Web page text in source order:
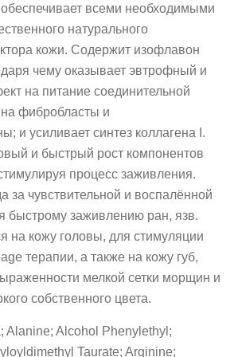
всеми необходимыми
натурального
кожи. Содержит изофлавон
чему оказывает эвтрофный и
на питание соединительной
на фибробласты и
и усиливает синтез коллагена I.
и быстрый рост компонентов
процесс заживления.
за чувствительной и воспалённой
быстрому заживлению ран, язв.
на кожу головы, для стимуляции
терапии, а также на кожу губ,
мелкой сетки морщин и
собственного цвета.
Alanine; Alcohol Phenylethyl;
Taurate; Arginine;